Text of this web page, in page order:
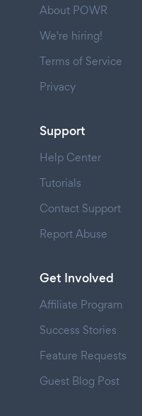
About POWR
We're hiring!
Terms of Service
Privacy
Support
Help Center
Tutorials
Contact Support
Report Abuse
Get Involved
Affiliate Program
Success Stories
Feature Requests
Guest Blog Post